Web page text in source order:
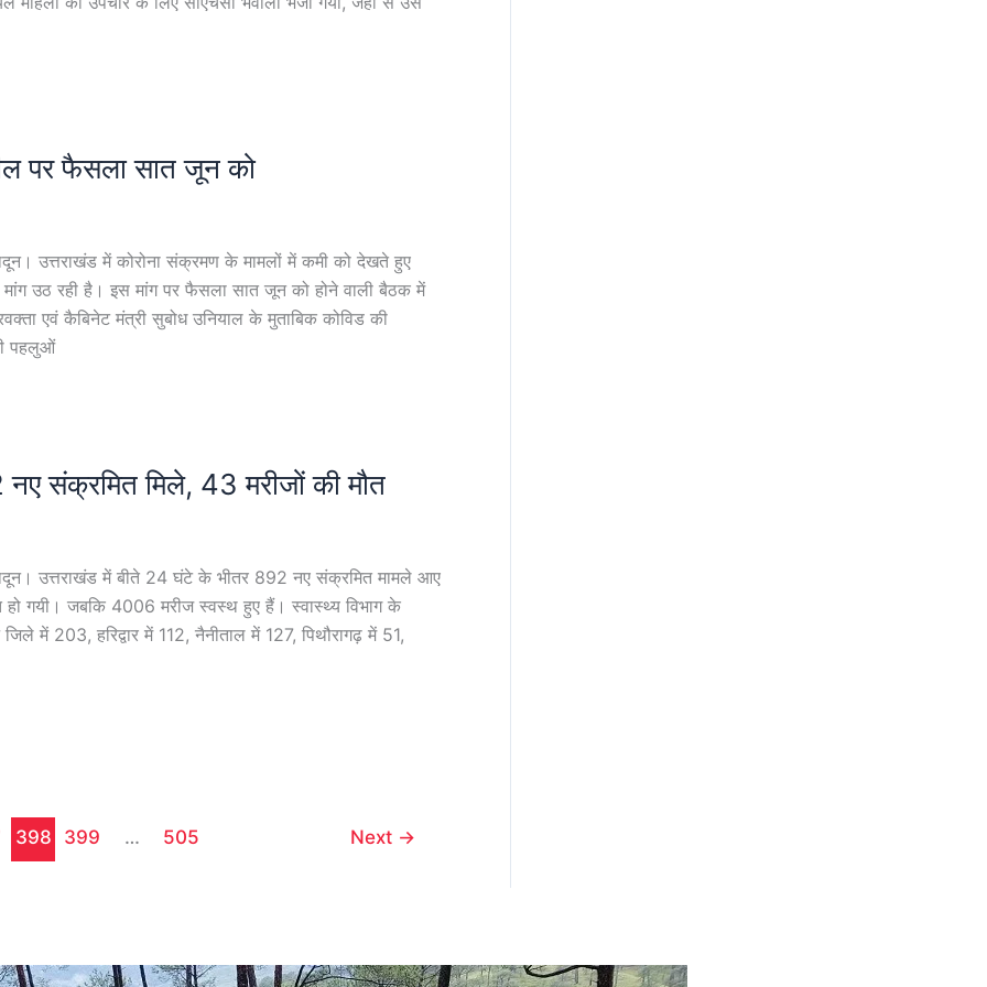
पर फैसला सात जून को
उत्तराखंड में कोरोना संक्रमण के मामलों में कमी को देखते हुए
मांग उठ रही है। इस मांग पर फैसला सात जून को होने वाली बैठक में
एवं कैबिनेट मंत्री सुबोध उनियाल के मुताबिक कोविड की
पहलुओं
संक्रमित मिले, 43 मरीजों की मौत
उत्तराखंड में बीते 24 घंटे के भीतर 892 नए संक्रमित मामले आए
हो गयी। जबकि 4006 मरीज स्वस्थ हुए हैं। स्वास्थ्य विभाग के
में 203, हरिद्वार में 112, नैनीताल में 127, पिथौरागढ़ में 51,
398 399 … 505 Next →